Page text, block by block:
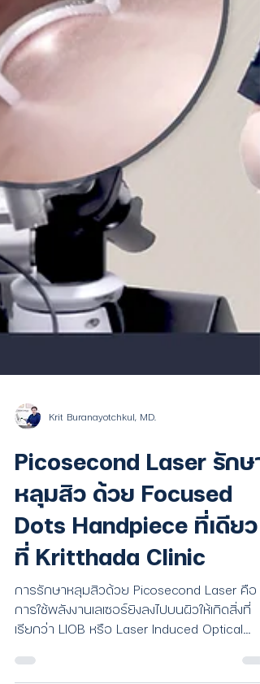
Picosecond Laser รักษา
หลุมสิว ด้วย Focused
Dots Handpiece ที่เดียว
ที่ Kritthada Clinic
การรักษาหลุมสิวด้วย Picosecond Laser คือ
การใช้พลังงานเลเซอร์ยิงลงไปบนผิวให้เกิดสิ่งที่
เรียกว่า LIOB หรือ Laser Induced Optical